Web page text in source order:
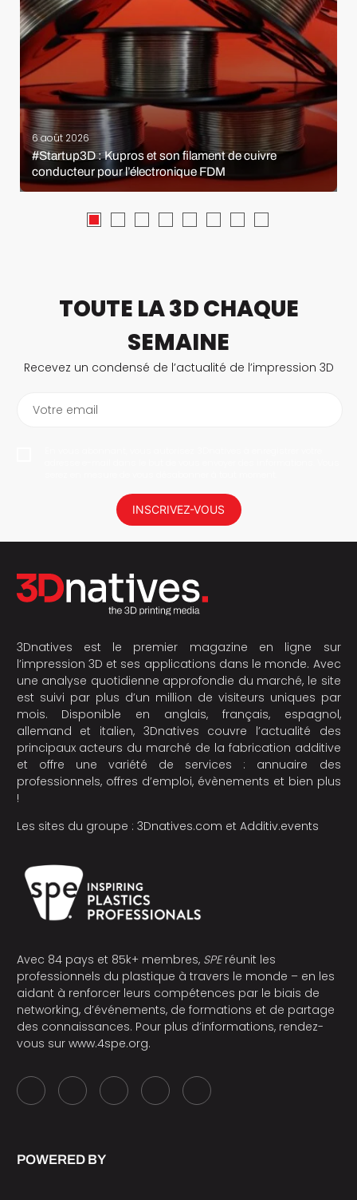
6 août 2026
#Startup3D : Kupros et son filament de cuivre
conducteur pour l’électronique FDM
TOUTE LA 3D CHAQUE
SEMAINE
Recevez un condensé de l’actualité de l’impression 3D
Votre email
INSCRIVEZ-VOUS
3Dnatives est le premier magazine en ligne sur
l’impression 3D et ses applications dans le monde. Avec
une analyse quotidienne approfondie du marché, le site
est suivi par plus d’un million de visiteurs uniques par
mois. Disponible en anglais, français, espagnol,
allemand et italien, 3Dnatives couvre l’actualité des
principaux acteurs du marché de la fabrication additive
et offre une variété de services : annuaire des
professionnels, offres d’emploi, évènements et bien plus
!
Les sites du groupe : 3Dnatives.com et Additiv.events
Avec 84 pays et 85k+ membres, SPEréunit les
professionnels du plastique à travers le monde – en les
aidant à renforcer leurs compétences par le biais de
networking, d’événements, de formations et de partage
des connaissances. Pour plus d’informations, rendez-
vous sur www.4spe.org.
POWERED BY